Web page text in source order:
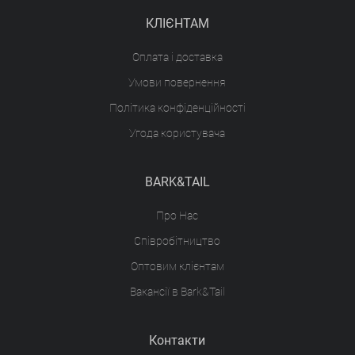
КЛІЄНТАМ
Оплата і доставка
Умови повернення
Політика конфіденційності
Угода користувача
BARK&TAIL
Про Нас
Співробітництво
Оптовим клієнтам
Вакансії в Bark&Tail
Контакти